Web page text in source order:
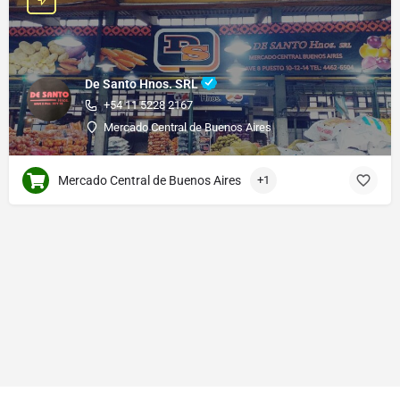
De Santo Hnos. SRL
+54 11 5228 2167
Mercado Central de Buenos Aires
Mercado Central de Buenos Aires +1